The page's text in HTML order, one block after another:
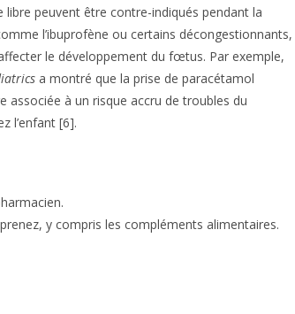
peuvent être contre-indiqués pendant la
l’ibuprofène ou certains décongestionnants,
le développement du fœtus. Par exemple,
a montré que la prise de paracétamol
associée à un risque accru de troubles du
l’enfant [6].
y compris les compléments alimentaires.